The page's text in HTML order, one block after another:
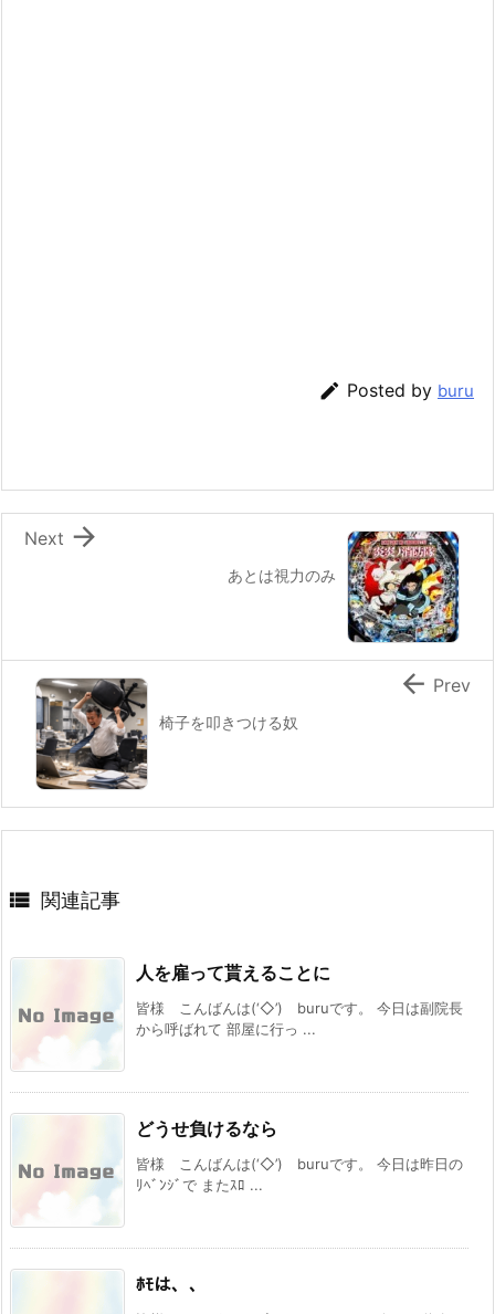
 Posted by buru
あとは視力のみ

Next
椅子を叩きつける奴
 Prev
 関連記事
人を雇って貰えることに
皆様 こんばんは(‘◇’)ゞburuです。 今日は副院長
から呼ばれて 部屋に行っ ...
どうせ負けるなら
皆様 こんばんは(‘◇’)ゞburuです。 今日は昨日の
ﾘﾍﾞﾝｼﾞで またｽﾛ ...
ﾎﾓは、、